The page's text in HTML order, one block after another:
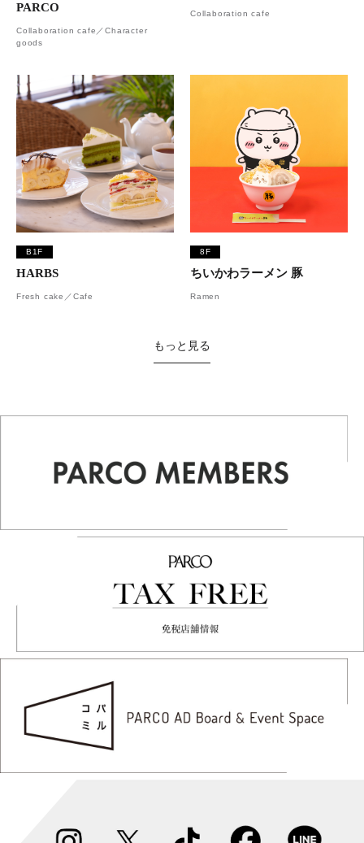
PARCO
Collaboration cafe／Character
goods
Collaboration cafe
B1F
HARBS
Fresh cake／Cafe
8F
ちいかわラーメン 豚
Ramen
もっと見る